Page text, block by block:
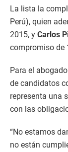
La lista la
Perú), quien
2015, y Carlos
compromiso de
Para el
de candidatos
representa una
con las
“No estamos
no están